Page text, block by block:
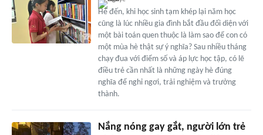
Hè đến, khi học sinh tạm khép lại năm học
cũng là lúc nhiều gia đình bắt đầu đối diện với
một bài toán quen thuộc là làm sao để con có
một mùa hè thật sự ý nghĩa? Sau nhiều tháng
chạy đua với điểm số và áp lực học tập, có lẽ
điều trẻ cần nhất là những ngày hè đúng
nghĩa để nghỉ ngơi, trải nghiệm và trưởng
thành.
Nắng nóng gay gắt, người lớn trẻ